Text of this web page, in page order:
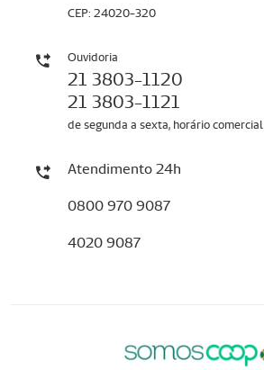
CEP: 24020-320
Ouvidoria
21 3803-1120
21 3803-1121
de segunda a sexta, horário comercial
Atendimento 24h
0800 970 9087
4020 9087